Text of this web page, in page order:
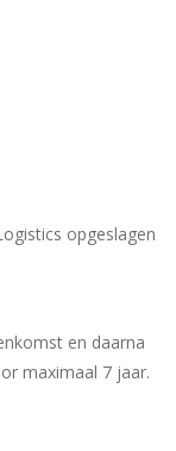
opgeslagen
en daarna
maximaal 7 jaar.